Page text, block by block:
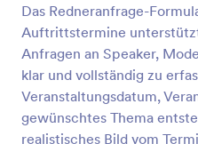
Das Redneranfrage-
Auftrittstermine
Anfragen an Speaker,
klar und vollständig zu
Veranstaltungsdatum,
gewünschtes Thema
realistisches Bild vom